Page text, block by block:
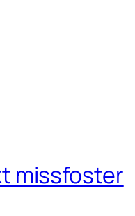
missfoster